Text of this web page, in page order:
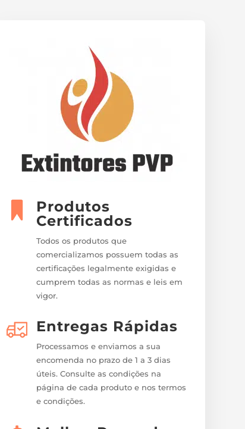
Produtos
Certificados
Todos os produtos que
comercializamos possuem todas as
certificações legalmente exigidas e
cumprem todas as normas e leis em
vigor.
Entregas Rápidas
Processamos e enviamos a sua
encomenda no prazo de 1 a 3 dias
úteis. Consulte as condições na
página de cada produto e nos termos
e condições.